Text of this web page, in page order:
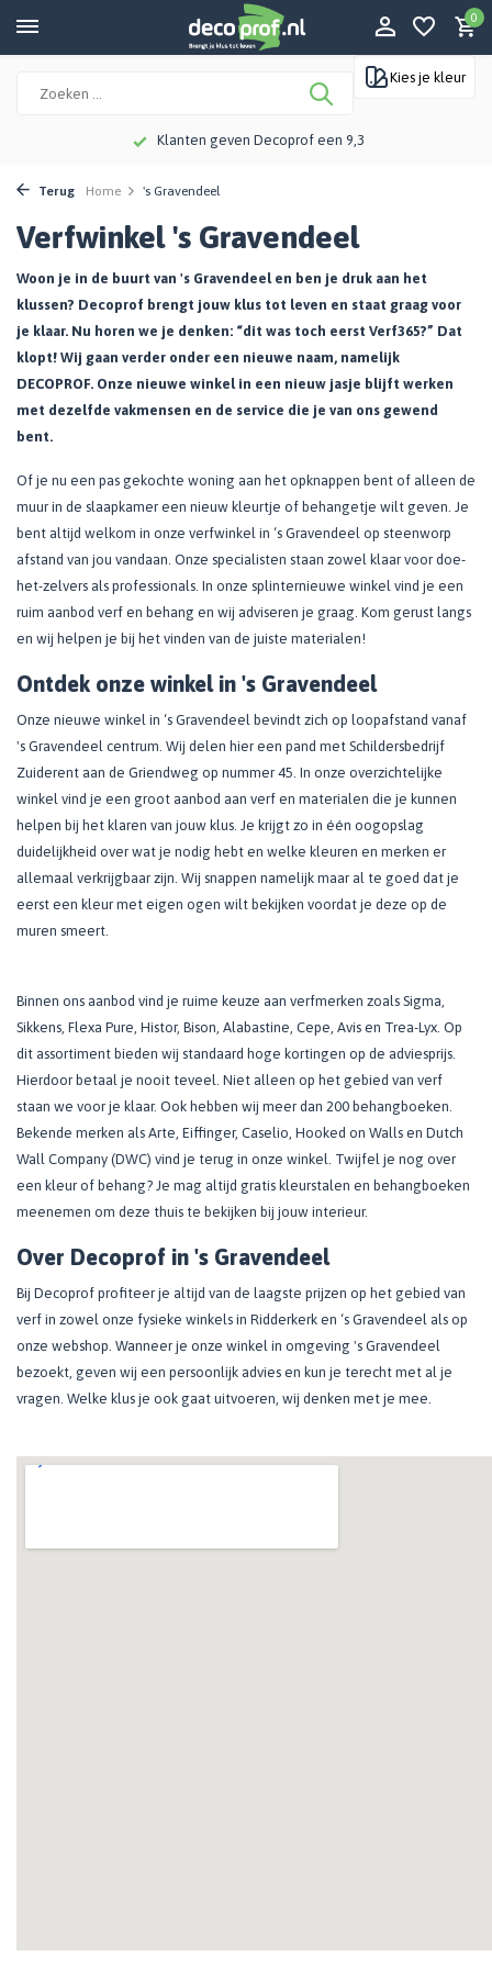
0
Kies je kleur
Klanten geven Decoprof een 9,3
Terug Home 's Gravendeel
Verfwinkel 's Gravendeel
Woon je in de buurt van 's Gravendeel en ben je druk aan het
klussen? Decoprof brengt jouw klus tot leven en staat graag voor
je klaar. Nu horen we je denken: “dit was toch eerst Verf365?” Dat
klopt! Wij gaan verder onder een nieuwe naam, namelijk
DECOPROF. Onze nieuwe winkel in een nieuw jasje blijft werken
met dezelfde vakmensen en de service die je van ons gewend
bent.
Of je nu een pas gekochte woning aan het opknappen bent of alleen de
muur in de slaapkamer een nieuw kleurtje of behangetje wilt geven. Je
bent altijd welkom in onze verfwinkel in ‘s Gravendeel op steenworp
afstand van jou vandaan. Onze specialisten staan zowel klaar voor doe-
het-zelvers als professionals. In onze splinternieuwe winkel vind je een
ruim aanbod verf en behang en wij adviseren je graag. Kom gerust langs
en wij helpen je bij het vinden van de juiste materialen!
Ontdek onze winkel in 's Gravendeel
Onze nieuwe winkel in ‘s Gravendeel bevindt zich op loopafstand vanaf
's Gravendeel centrum. Wij delen hier een pand met Schildersbedrijf
Zuiderent aan de Griendweg op nummer 45. In onze overzichtelijke
winkel vind je een groot aanbod aan verf en materialen die je kunnen
helpen bij het klaren van jouw klus. Je krijgt zo in één oogopslag
duidelijkheid over wat je nodig hebt en welke kleuren en merken er
allemaal verkrijgbaar zijn. Wij snappen namelijk maar al te goed dat je
eerst een kleur met eigen ogen wilt bekijken voordat je deze op de
muren smeert.
Binnen ons aanbod vind je ruime keuze aan verfmerken zoals Sigma,
Sikkens, Flexa Pure, Histor, Bison, Alabastine, Cepe, Avis en Trea-Lyx. Op
dit assortiment bieden wij standaard hoge kortingen op de adviesprijs.
Hierdoor betaal je nooit teveel. Niet alleen op het gebied van verf
staan we voor je klaar. Ook hebben wij meer dan 200 behangboeken.
Bekende merken als Arte, Eiffinger, Caselio, Hooked on Walls en Dutch
Wall Company (DWC) vind je terug in onze winkel. Twijfel je nog over
een kleur of behang? Je mag altijd gratis kleurstalen en behangboeken
meenemen om deze thuis te bekijken bij jouw interieur.
Over Decoprof in 's Gravendeel
Bij Decoprof profiteer je altijd van de laagste prijzen op het gebied van
verf in zowel onze fysieke winkels in Ridderkerk en ‘s Gravendeel als op
onze webshop. Wanneer je onze winkel in omgeving 's Gravendeel
bezoekt, geven wij een persoonlijk advies en kun je terecht met al je
vragen. Welke klus je ook gaat uitvoeren, wij denken met je mee.